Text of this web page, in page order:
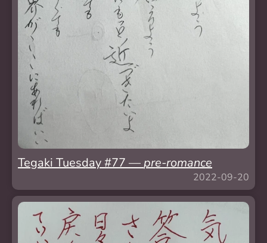
Tegaki Tuesday #77 —pre-romance
2022-09-20